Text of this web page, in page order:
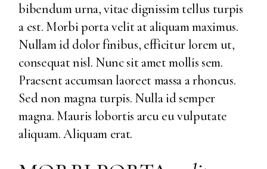
bibendum urna, vitae dignissim tellus turpis
a est. Morbi porta velit at aliquam maximus.
Nullam id dolor finibus, efficitur lorem ut,
consequat nisl. Nunc sit amet mollis sem.
Praesent accumsan laoreet massa a rhoncus.
Sed non magna turpis. Nulla id semper
magna. Mauris lobortis arcu eu vulputate
aliquam. Aliquam erat.